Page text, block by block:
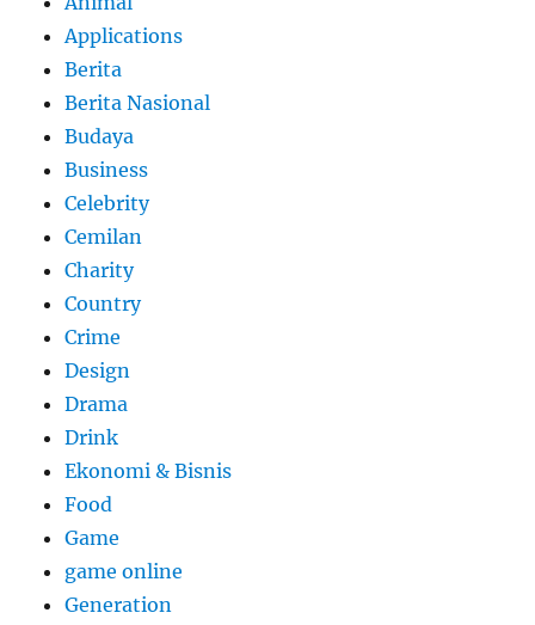
Applications
Berita
Berita Nasional
Budaya
Business
Celebrity
Cemilan
Charity
Country
Crime
Design
Drama
Drink
Ekonomi & Bisnis
Food
Game
game online
Generation